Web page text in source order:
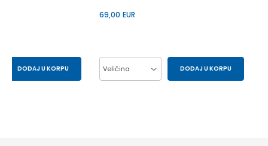
DODAJ U KORPU
69,00 EUR
Veličina DODAJ U KORPU